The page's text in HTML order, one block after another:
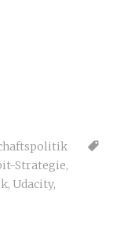
Strategie,
, Udacity,